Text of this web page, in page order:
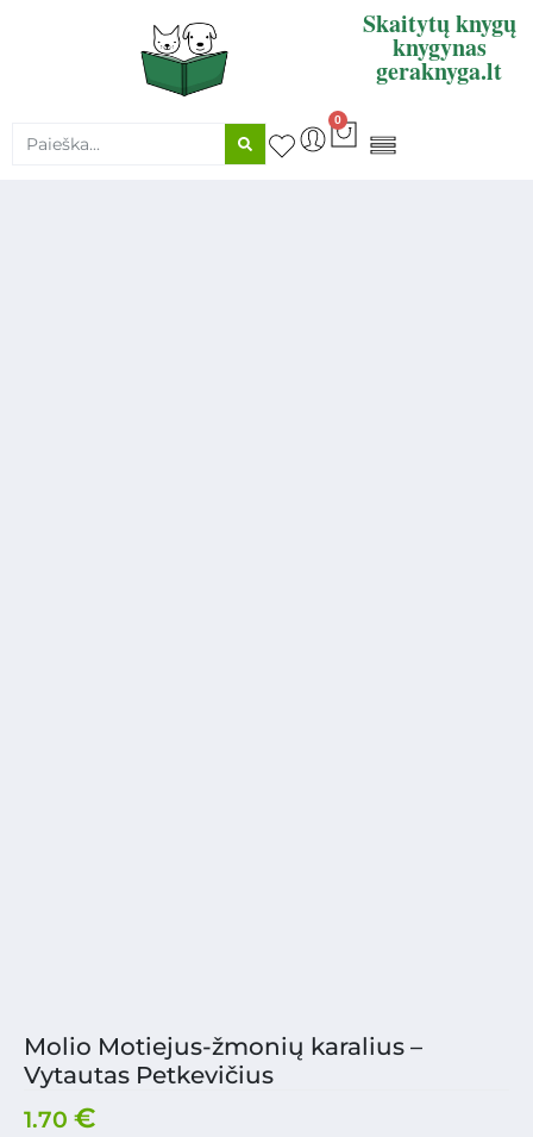
Skaitytų knygų
knygynas
geraknyga.lt
0
Molio Motiejus-žmonių karalius –
Vytautas Petkevičius
1.70 €